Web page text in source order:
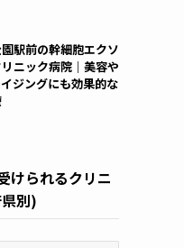
駅前の幹細胞エクソ
ニック病院｜美容や
ジングにも効果的な
けられるクリニ
別)